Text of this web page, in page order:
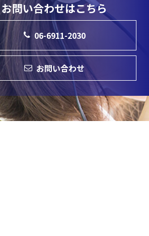
お問い合わせはこちら
06-6911-2030
お問い合わせ